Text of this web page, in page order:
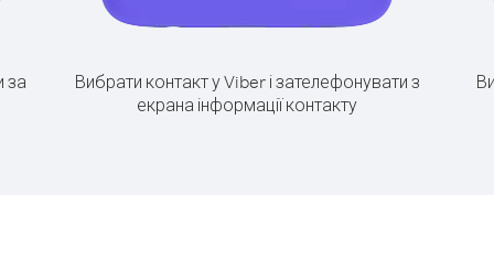
за
Вибрати контакт у Viber і зателефонувати з
екрана інформації контакту